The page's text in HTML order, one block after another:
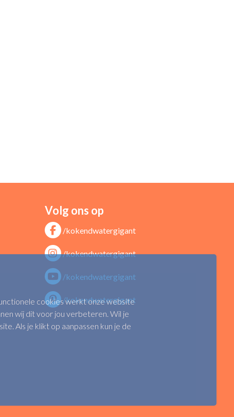
Volg ons op
/kokendwatergigant
/kokendwatergigant
/kokendwatergigant
/kokendwatergigant
cookies werkt onze website
wij dit voor jou verbeteren. Wil je
Als je klikt op aanpassen kun je de